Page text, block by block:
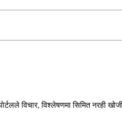
विचार, विश्लेषणमा सिमित नरही